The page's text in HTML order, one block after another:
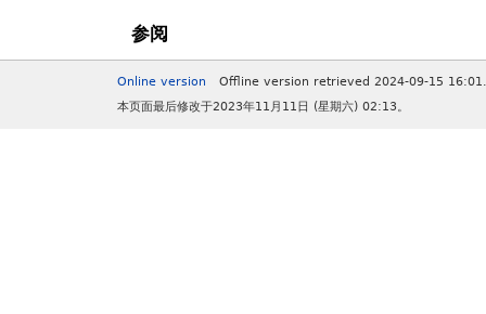
参阅
Online version
Offline version retrieved 2024-09-15 16:01.
本页面最后修改于2023年11月11日 (星期六) 02:13。